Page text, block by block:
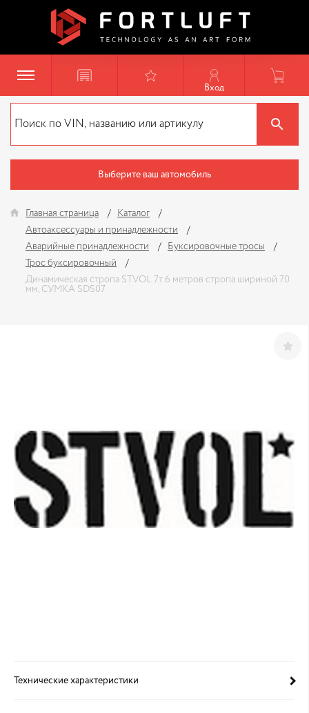
Вход
Выберите ваш автомобиль
Главная страница
Каталог
Автоаксессуары и принадлежности
Аварийные принадлежности
Буксировочные тросы
Трос буксировочный
Динамическая стропа STVOL 7т 6 метров стропа шириной 70
мм, СУМКА SDS07
Технические характеристики